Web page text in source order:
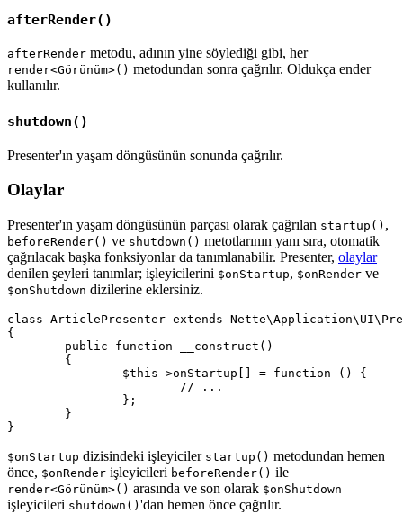
afterRender()
afterRender metodu, adının yine söylediği gibi, her
render<Görünüm>() metodundan sonra çağrılır. Oldukça ender
kullanılır.
shutdown()
Presenter'ın yaşam döngüsünün sonunda çağrılır.
Olaylar
Presenter'ın yaşam döngüsünün parçası olarak çağrılan startup() ,
beforeRender() ve shutdown() metotlarının yanı sıra, otomatik
çağrılacak başka fonksiyonlar da tanımlanabilir. Presenter, olaylar
denilen şeyleri tanımlar; işleyicilerini $onStartup, $onRender ve
$onShutdown dizilerine eklersiniz.
class ArticlePresenter extends
{
$onStartup dizisindeki işleyiciler startup() metodundan hemen
önce, $onRender işleyicileri beforeRender() ile
render<Görünüm>() arasında ve son olarak $onShutdown
işleyicileri shutdown() 'dan hemen önce çağrılır.